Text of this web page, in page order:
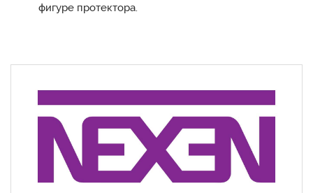
фигуре протектора.